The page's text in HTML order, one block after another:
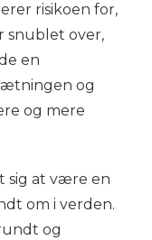
risikoen for,
snublet over,
en
og
og mere
sig at være en
om i verden.
og